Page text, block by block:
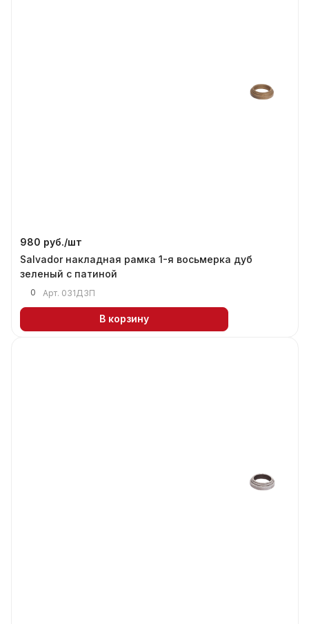
980 руб./шт
Salvador накладная рамка 1-я восьмерка дуб
зеленый с патиной
0 Арт. 031ДЗП
В корзину